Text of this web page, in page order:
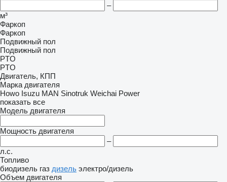
–
м³
Фаркоп
Фаркоп
Подвижный пол
Подвижный пол
PTO
PTO
Двигатель, КПП
Марка двигателя
Howo Isuzu MAN Sinotruk Weichai Power
показать все
Модель двигателя
Мощность двигателя
–
л.с.
Топливо
биодизель газ дизель электро/дизель
Объем двигателя